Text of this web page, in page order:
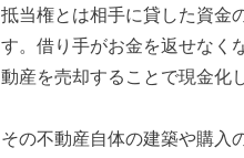
抵当権とは相手に貸した資金
す。借り手がお金を返せなく
動産を売却することで現金化
その不動産自体の建築や購入